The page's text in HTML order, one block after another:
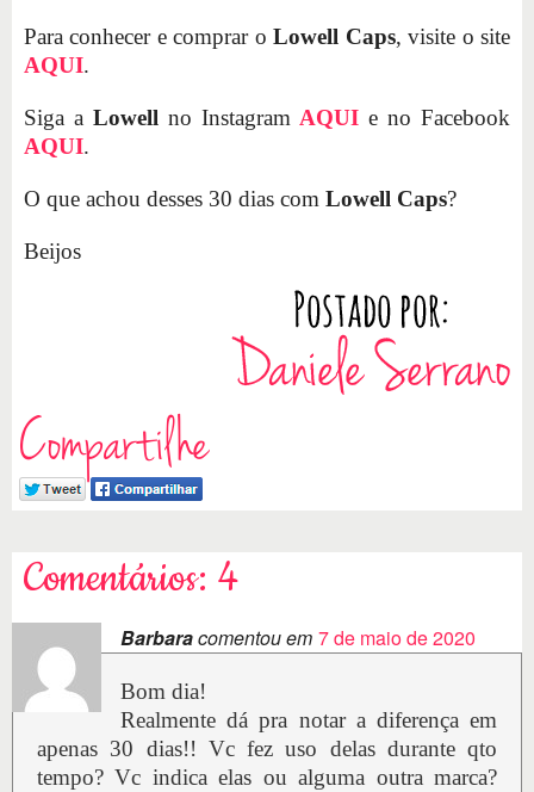
Para conhecer e comprar oLowell Caps, visite o site
AQUI.
Siga a Lowell no Instagram AQUI e no Facebook
AQUI.
O que achou desses 30 dias com Lowell Caps?
Beijos
Compartilhe
Comentários: 4
Barbaracomentou em 7 de maio de 2020
Bom dia!
Realmente dá pra notar a diferença em
apenas 30 dias!! Vc fez uso delas durante qto
tempo? Vc indica elas ou alguma outra marca?